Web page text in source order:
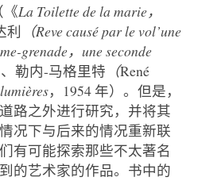
La Toilette de la marie，
利 （Reve causé par le vol’une
grenade，une seconde
勒内-马格里特 （René
，1954 年）。但是，
路之外进行研究，并将其
况下与后来的情况重新联
有可能探索那些不太著名
的艺术家的作品。书中的